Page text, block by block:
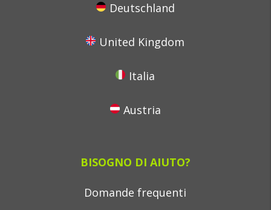
Deutschland
United Kingdom
Italia
Austria
BISOGNO DI AIUTO?
Domande frequenti